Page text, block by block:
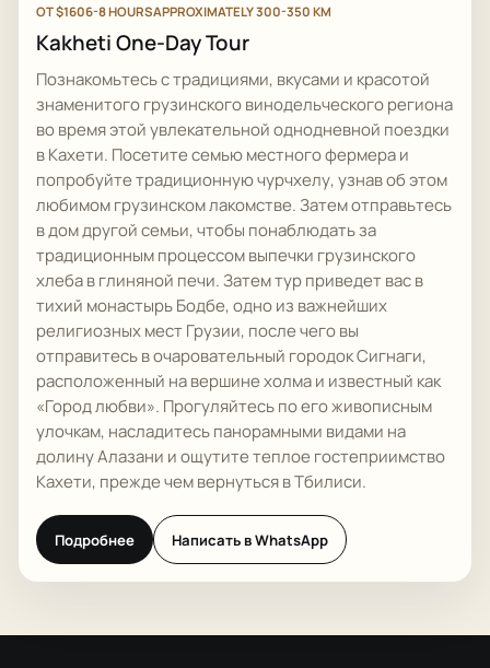
ОТ $1606-8 HOURSAPPROXIMATELY 300-350 KM
Kakheti One-Day Tour
Познакомьтесь с традициями, вкусами и красотой
знаменитого грузинского винодельческого региона
во время этой увлекательной однодневной поездки
в Кахети. Посетите семью местного фермера и
попробуйте традиционную чурчхелу, узнав об этом
любимом грузинском лакомстве. Затем отправьтесь
в дом другой семьи, чтобы понаблюдать за
традиционным процессом выпечки грузинского
хлеба в глиняной печи. Затем тур приведет вас в
тихий монастырь Бодбе, одно из важнейших
религиозных мест Грузии, после чего вы
отправитесь в очаровательный городок Сигнаги,
расположенный на вершине холма и известный как
«Город любви». Прогуляйтесь по его живописным
улочкам, насладитесь панорамными видами на
долину Алазани и ощутите теплое гостеприимство
Кахети, прежде чем вернуться в Тбилиси.
Подробнее Написать в WhatsApp
СПРОСИТЬ AI
Помощник по маршрутам
Туры, время, цены и бронирование
AI
Здравствуйте. Я помогу сравнить туры,
маршруты, время, цены и следующий шаг для
поездки по Грузии.